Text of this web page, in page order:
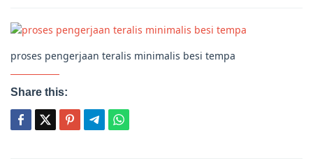
proses pengerjaan teralis minimalis besi tempa
Share this: